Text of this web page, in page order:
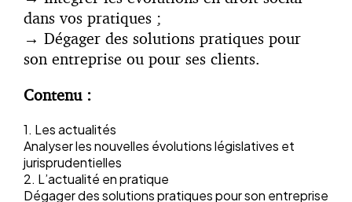
dans vos pratiques ;
→ Dégager des solutions pratiques pour
son entreprise ou pour ses clients.
Contenu :
1. Les actualités
Analyser les nouvelles évolutions législatives et
jurisprudentielles
2. L’actualité en pratique
Dégager des solutions pratiques pour son entreprise